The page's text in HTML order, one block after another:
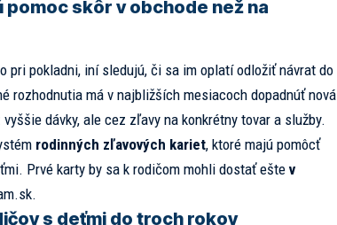
skôr v obchode než na
pri pokladni, iní sledujú, či sa im oplatí odložiť návrat do
rozhodnutia má v najbližších mesiacoch dopadnúť nová
dávky, ale cez zľavy na konkrétny tovar a služby.
rodinných zľavových kariet, ktoré majú pomôcť
Prvé karty by sa k rodičom mohli dostať ešte v
s deťmi do troch rokov